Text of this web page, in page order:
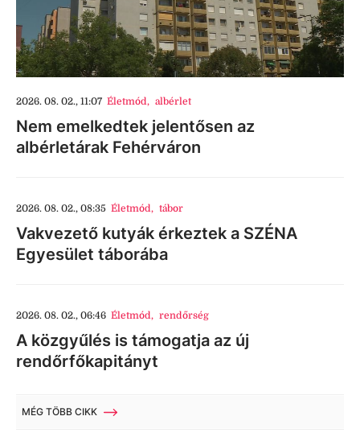
2026. 08. 02., 11:07 Életmód, albérlet
Nem emelkedtek jelentősen az
albérletárak Fehérváron
2026. 08. 02., 08:35 Életmód, tábor
Vakvezető kutyák érkeztek a SZÉNA
Egyesület táborába
2026. 08. 02., 06:46 Életmód, rendőrség
A közgyűlés is támogatja az új
rendőrfőkapitányt
MÉG TÖBB CIKK